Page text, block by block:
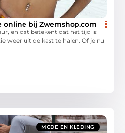
online bij Zwemshop.com
en dat betekent dat het tijd is
weer uit de kast te halen. Of je nu
MODE EN KLEDING